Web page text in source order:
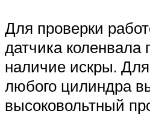
Для проверки
датчика коленвала
наличие искры. Для
любого цилиндра
высоковольтный